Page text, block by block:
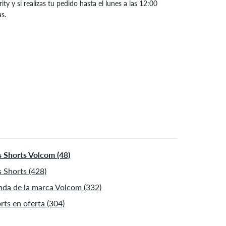
86
y si realizas tu pedido hasta el lunes a las 12:00
Shorts Volcom (48)
Shorts (428)
de la marca Volcom (332)
en oferta (304)